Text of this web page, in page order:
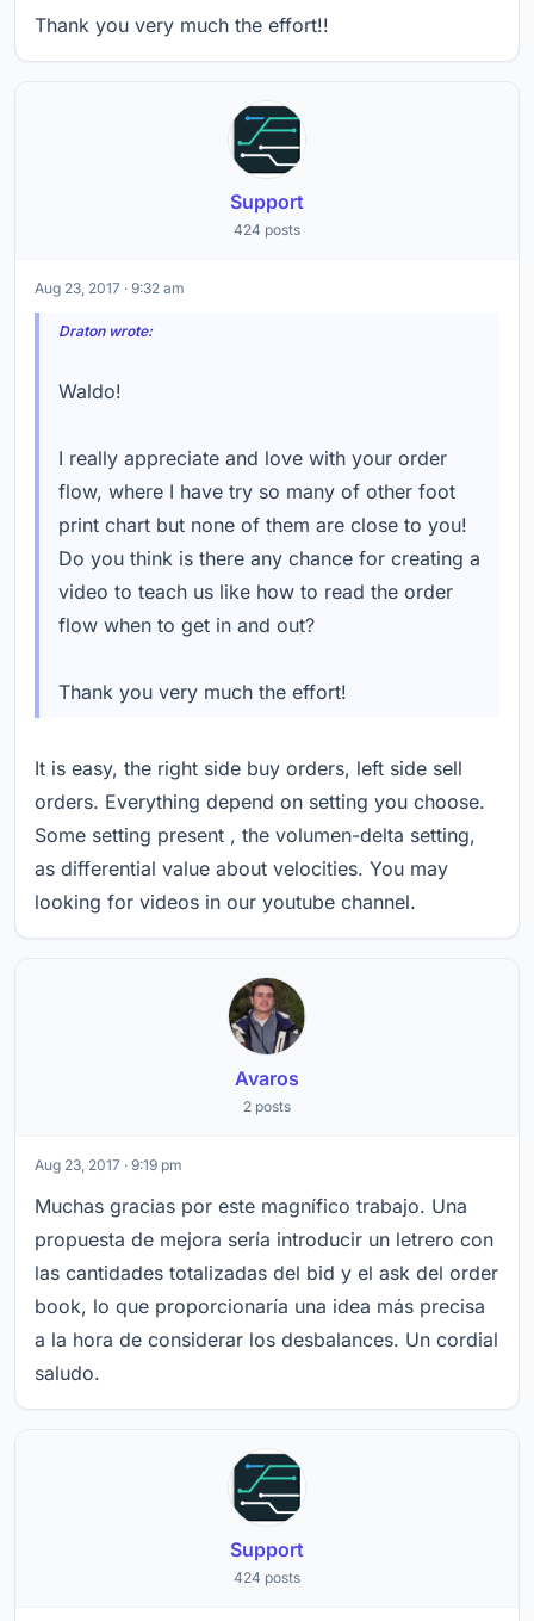
Thank you very much the effort!!
Support
424 posts
Aug 23, 2017 · 9:32 am
Draton wrote:
Waldo!
I really appreciate and love with your order
flow, where I have try so many of other foot
print chart but none of them are close to you!
Do you think is there any chance for creating a
video to teach us like how to read the order
flow when to get in and out?
Thank you very much the effort!
It is easy, the right side buy orders, left side sell
orders. Everything depend on setting you choose.
Some setting present , the volumen-delta setting,
as differential value about velocities. You may
looking for videos in our youtube channel.
Avaros
2 posts
Aug 23, 2017 · 9:19 pm
Muchas gracias por este magnífico trabajo. Una
propuesta de mejora sería introducir un letrero con
las cantidades totalizadas del bid y el ask del order
book, lo que proporcionaría una idea más precisa
a la hora de considerar los desbalances. Un cordial
saludo.
Support
424 posts